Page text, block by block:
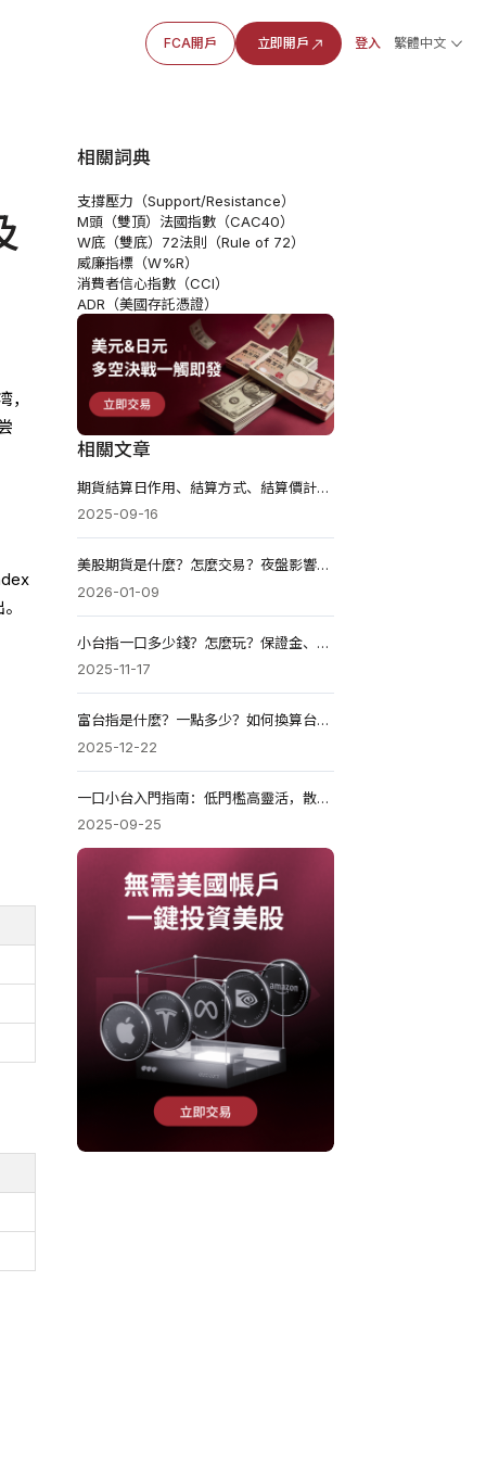
FCA開戶 立即開戶 登入 繁體中文
，
相關詞典
支撐壓力（Support/Resistance）
M頭（雙頂） 法國指數（CAC40）
W底（雙底） 72法則（Rule of 72）
威廉指標（W%R）
消費者信心指數（CCI）
ADR（美國存託憑證）
相關文章
期貨結算日作用、結算方式、結算價計算及操作技巧解析
2025-09-16
美股期貨是什麼？怎麼交易？夜盤影響台股嗎？注意結算日！
2026-01-09
小台指一口多少錢？怎麼玩？保證金、盈虧與交易策略！
2025-11-17
富台指是什麼？一點多少？如何換算台指期？2026怎麼用？
2025-12-22
一口小台入門指南：低門檻高靈活，散戶如何穩健上手?
2025-09-25